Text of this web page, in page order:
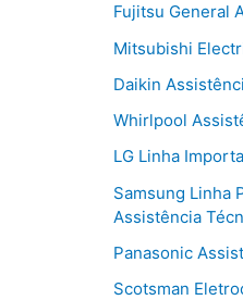
Fujitsu General
Mitsubishi
Daikin
Whirlpool
LG Linha
Samsung Linha
Assistência
Panasonic
Scotsman